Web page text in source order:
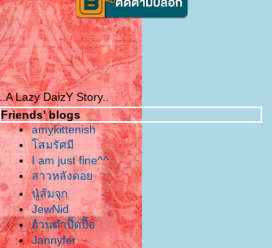
..A Lazy DaizY Story..
Friends' blogs
amykittenish
สมรัศมี
I am just fine^^
สาวหลังดอ
นู๋ส้มจุก
JewNid
อ้วนดำปื๊ดปื๊อ
Jannyfer